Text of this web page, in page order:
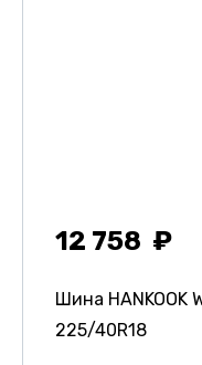
12 758
Шина HANKOOK
225/40R18